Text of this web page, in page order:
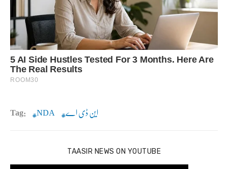
Tag: NDA این ڈی اے
TAASIR NEWS ON YOUTUBE